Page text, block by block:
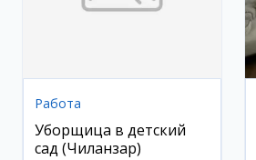
Работа
Уборщица в детский
сад (Чиланзар)